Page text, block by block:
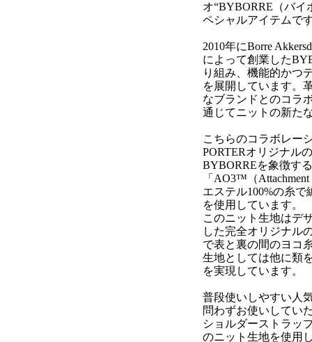
オ“BYBORRE（バイ
ペシャルアイテムで
2010年にBorre
によって創業した
り組み、機能的かつ
を展開しています。
なブランドとのコラ
通じてニットの新た
こちらのコラボレー
PORTERオリジナル
BYBORREを象徴す
「AO3™（
エステル100%の糸
を使用しています。
このニット生地はデ
した完全オリジナル
で表と裏の間のヨコ
生地としては他に類
を実現しています。
普段使いしやすい人
問わずお使いしてい
ショルダーストラッ
のニット生地を使用